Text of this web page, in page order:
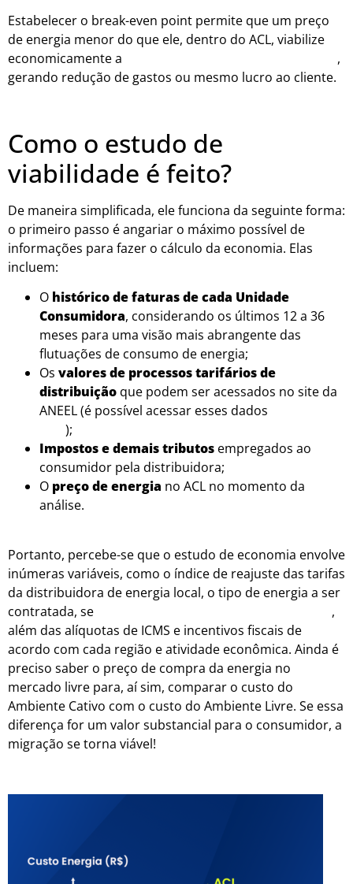
Estabelecer o break-even point permite que um preço
de energia menor do que ele, dentro do ACL, viabilize
economicamente a
,
gerando redução de gastos ou mesmo lucro ao cliente.
Como o estudo de
viabilidade é feito?
De maneira simplificada, ele funciona da seguinte forma:
o primeiro passo é angariar o máximo possível de
informações para fazer o cálculo da economia. Elas
incluem:
O histórico de faturas de cada Unidade
Consumidora, considerando os últimos 12 a 36
meses para uma visão mais abrangente das
flutuações de consumo de energia;
Os valores de processos tarifários de
distribuição que podem ser acessados no site da
ANEEL (é possível acessar esses dados
);
Impostos e demais tributos empregados ao
consumidor pela distribuidora;
O preço de energia no ACL no momento da
análise.
Portanto, percebe-se que o estudo de economia envolve
inúmeras variáveis, como o índice de reajuste das tarifas
da distribuidora de energia local, o tipo de energia a ser
contratada, se
,
além das alíquotas de ICMS e incentivos fiscais de
acordo com cada região e atividade econômica. Ainda é
preciso saber o preço de compra da energia no
mercado livre para, aí sim, comparar o custo do
Ambiente Cativo com o custo do Ambiente Livre. Se essa
diferença for um valor substancial para o consumidor, a
migração se torna viável!